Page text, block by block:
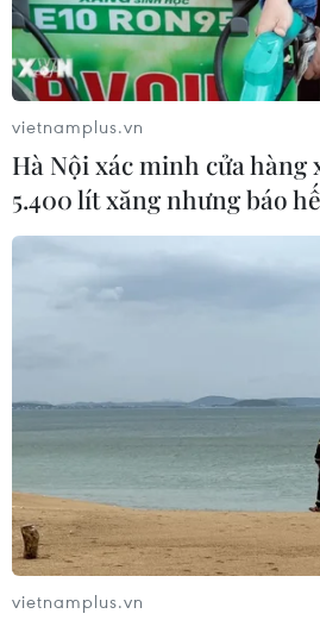
Được thiên nhiên ban tặng một
về địa hình, khí hậu, địa chất,
thái, Tây Bắc có sức hấp dẫn du
vietnamplus.vn
Hà Nội xác minh cửa hàng
5.400 lít xăng nhưng báo
vietnamplus.vn